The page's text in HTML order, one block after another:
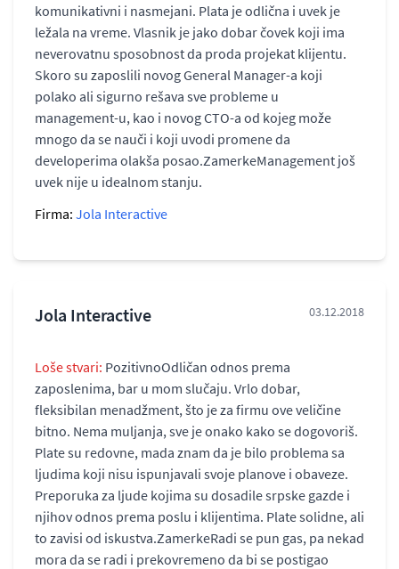
komunikativni i nasmejani. Plata je odlična i uvek je
ležala na vreme. Vlasnik je jako dobar čovek koji ima
neverovatnu sposobnost da proda projekat klijentu.
Skoro su zaposlili novog General Manager-a koji
polako ali sigurno rešava sve probleme u
management-u, kao i novog CTO-a od kojeg može
mnogo da se nauči i koji uvodi promene da
developerima olakša posao.ZamerkeManagement još
uvek nije u idealnom stanju.
Firma: Jola Interactive
Jola Interactive 03.12.2018
Loše stvari: PozitivnoOdličan odnos prema
zaposlenima, bar u mom slučaju. Vrlo dobar,
fleksibilan menadžment, što je za firmu ove veličine
bitno. Nema muljanja, sve je onako kako se dogovoriš.
Plate su redovne, mada znam da je bilo problema sa
ljudima koji nisu ispunjavali svoje planove i obaveze.
Preporuka za ljude kojima su dosadile srpske gazde i
njihov odnos prema poslu i klijentima. Plate solidne, ali
to zavisi od iskustva.ZamerkeRadi se pun gas, pa nekad
mora da se radi i prekovremeno da bi se postigao